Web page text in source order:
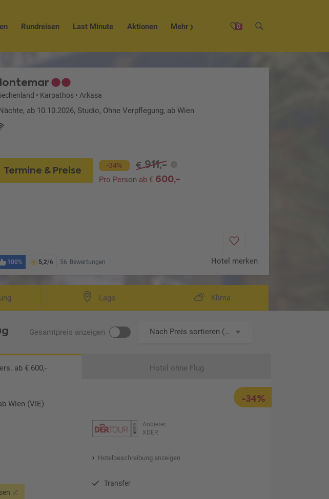
0
Rundreisen Last Minute Aktionen Mehr
• Karpathos • Arkasa
ab 10.10.2026, Studio, Ohne Verpflegung, ab Wien
Termine & Preise -34% € 911,-
Pro Person ab €600,-
100% 5,2/6 56 Bewertungen Hotel merken
Lage Klima
Gesamtpreis anzeigen Nach Preis sortieren (aufsteigend)
ab € 600,- Hotel ohne Flug
-34%
Wien (VIE)
Anbieter:
XDER
Hotelbeschreibung anzeigen
Transfer